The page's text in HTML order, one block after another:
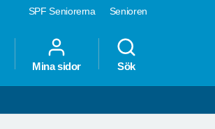
SPF Seniorerna Senioren
Mina sidor Sök